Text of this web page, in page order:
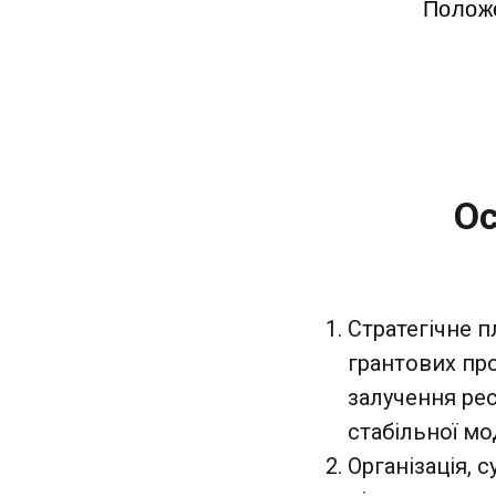
Стратегічне
грантових
залучення
стабільної
Організація,